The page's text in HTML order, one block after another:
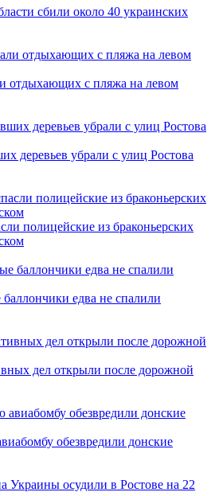
сбили около 40 украинских
отдыхающих с пляжа на левом
деревьев убрали с улиц Ростова
полицейские из браконьерских
баллончики едва не спалили
дел открыли после дорожной
обезвредили донские